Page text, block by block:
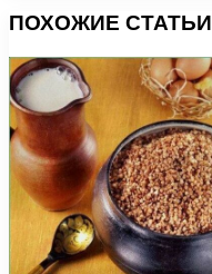
ПОХОЖИЕ СТАТЬИ